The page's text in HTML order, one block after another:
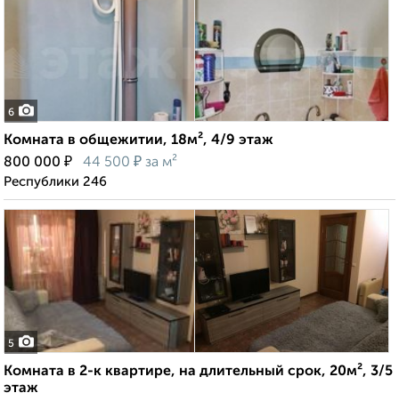
6
Комната в общежитии, 18м², 4/9 этаж
800 000 ₽ 44 500 ₽ за м²
Республики 246
5
Комната в 2-к квартире, на длительный срок, 20м², 3/5
этаж